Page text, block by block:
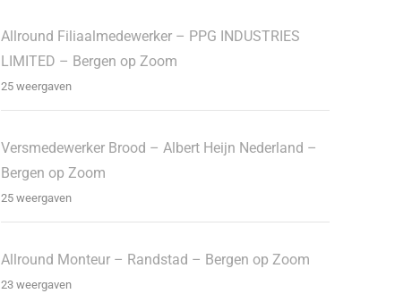
Allround Filiaalmedewerker – PPG INDUSTRIES
LIMITED – Bergen op Zoom
25 weergaven
Versmedewerker Brood – Albert Heijn Nederland –
Bergen op Zoom
25 weergaven
Allround Monteur – Randstad – Bergen op Zoom
23 weergaven